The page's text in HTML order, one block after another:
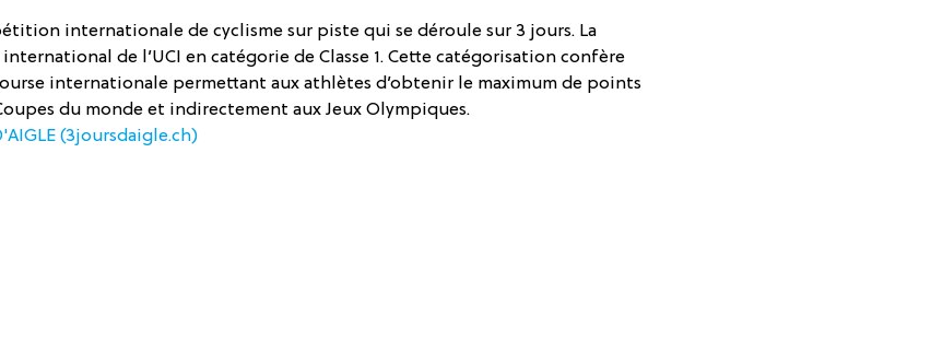
internationale de cyclisme sur piste qui se déroule sur 3 jours. La
de l’UCI en catégorie de Classe 1. Cette catégorisation confère
internationale permettant aux athlètes d’obtenir le maximum de points
du monde et indirectement aux Jeux Olympiques.
(3joursdaigle.ch)